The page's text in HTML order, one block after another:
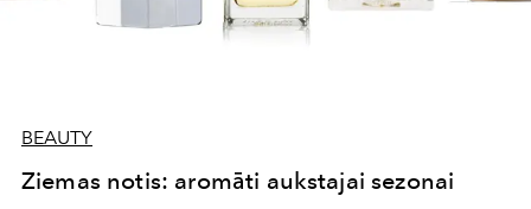
BEAUTY
Ziemas notis: aromāti aukstajai sezonai